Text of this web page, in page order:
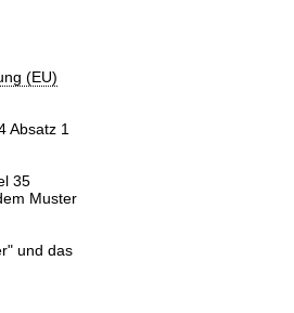
(EU)
Absatz 1
35
Muster
und das